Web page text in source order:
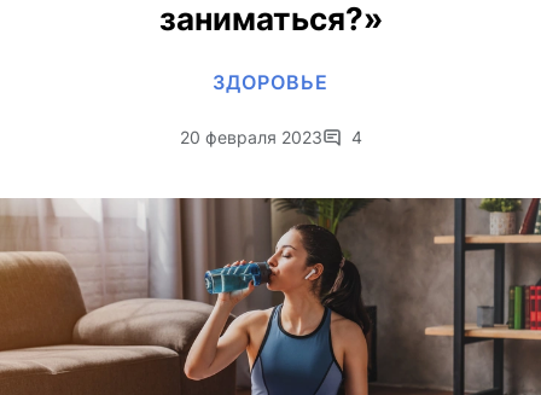
заниматься?»
ЗДОРОВЬЕ
20 февраля 2023 4